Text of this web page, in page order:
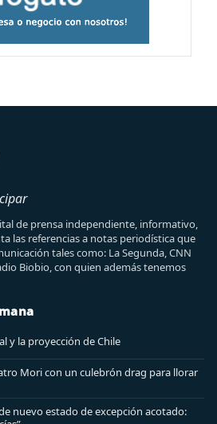
de prensa independiente, informativo,
las referencias a notas periodística que
tales como: La Segunda, CNN
Biobio, con quien además tenemos
y la proyección de Chile
Mori con un culebrón drag para llorar
nuevo estado de excepción acotado: